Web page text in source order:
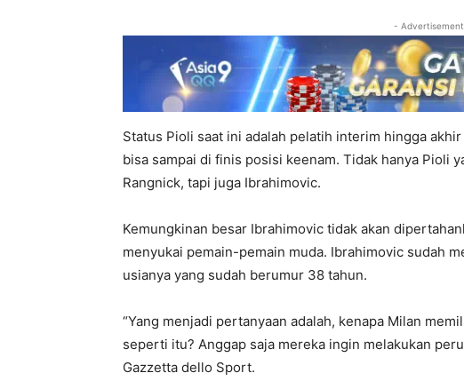
-
Status Pioli saat ini adalah pelatih interim hingga
bisa sampai di finis posisi keenam. Tidak hanya Pioli
Rangnick, tapi juga Ibrahimovic.
Kemungkinan besar Ibrahimovic tidak akan
menyukai pemain-pemain muda. Ibrahimovic sudah
usianya yang sudah berumur 38 tahun.
“Yang menjadi pertanyaan adalah, kenapa Milan
seperti itu? Anggap saja mereka ingin melakukan
Gazzetta dello Sport.